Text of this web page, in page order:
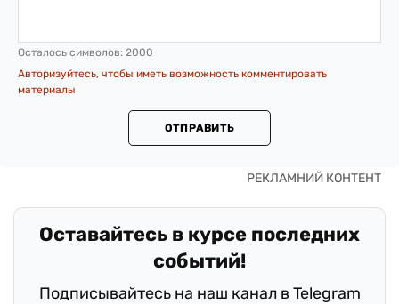
Осталось символов: 2000
Авторизуйтесь, чтобы иметь возможность комментировать
материалы
ОТПРАВИТЬ
Оставайтесь в курсе последних
событий!
Подписывайтесь на наш канал в Telegram